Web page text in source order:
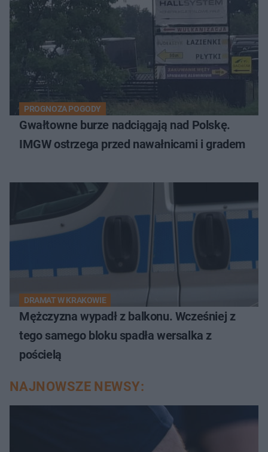
PROGNOZA POGODY
Gwałtowne burze nadciągają nad Polskę.
IMGW ostrzega przed nawałnicami i gradem
DRAMAT W KRAKOWIE
Mężczyzna wypadł z balkonu. Wcześniej z
tego samego bloku spadła wersalka z
pościelą
NAJNOWSZE NEWSY: